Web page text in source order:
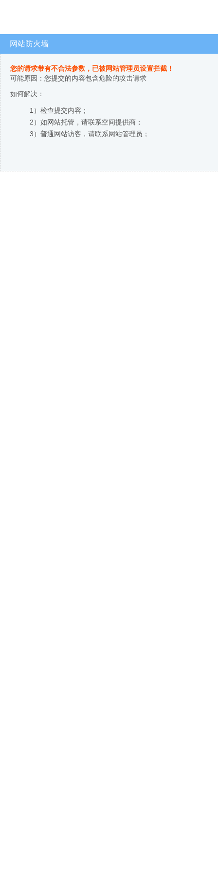
网站防火墙
您的请求带有不合法参数，已被网站管理员设置拦截！
可能原因：您提交的内容包含危险的攻击请求
如何解决：
1）检查提交内容；
2）如网站托管，请联系空间提供商；
3）普通网站访客，请联系网站管理员；